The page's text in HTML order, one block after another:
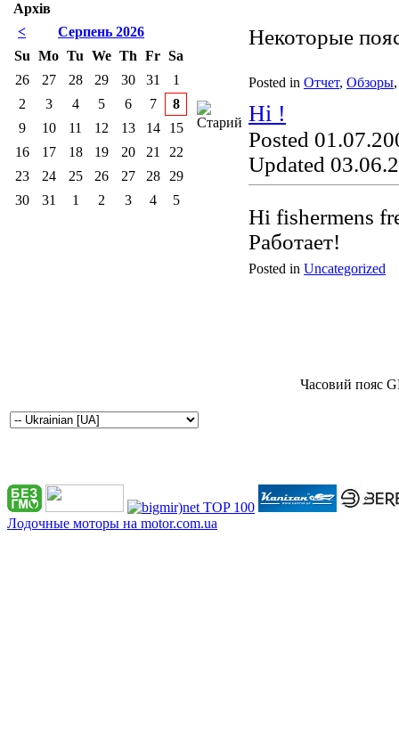
Некоторые
Posted in Отчет, Обзоры
Hi !
Posted
Updated
Hi fishermens
Работает!
Posted in Uncategorized
Архів
<
Серпень 2026
Su Mo Tu We Th Fr Sa
26
27 28 29 30 31
1
2
3 4 5 6 7
8
9
10 11 12 13 14
15
16
17 18 19 20 21
22
23
24 25 26 27 28
29
30
31 1 2 3 4 5
Часовий пояс
Лодочные моторы на motor.com.ua